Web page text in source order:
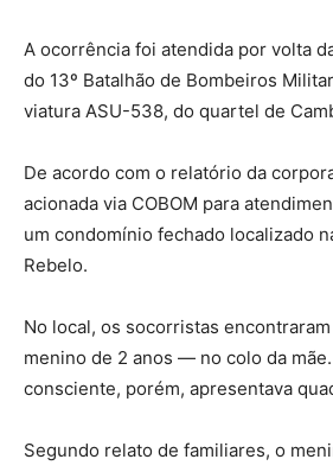
A ocorrência foi atendida por volta
do 13º Batalhão de Bombeiros
viatura ASU-538, do quartel de
De acordo com o relatório da
acionada via COBOM para
um condomínio fechado localizado
Rebelo.
No local, os socorristas
menino de 2 anos — no colo da
consciente, porém, apresentava
Segundo relato de familiares, o